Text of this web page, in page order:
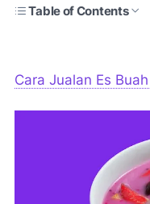
Table of Contents
Cara Jualan Es